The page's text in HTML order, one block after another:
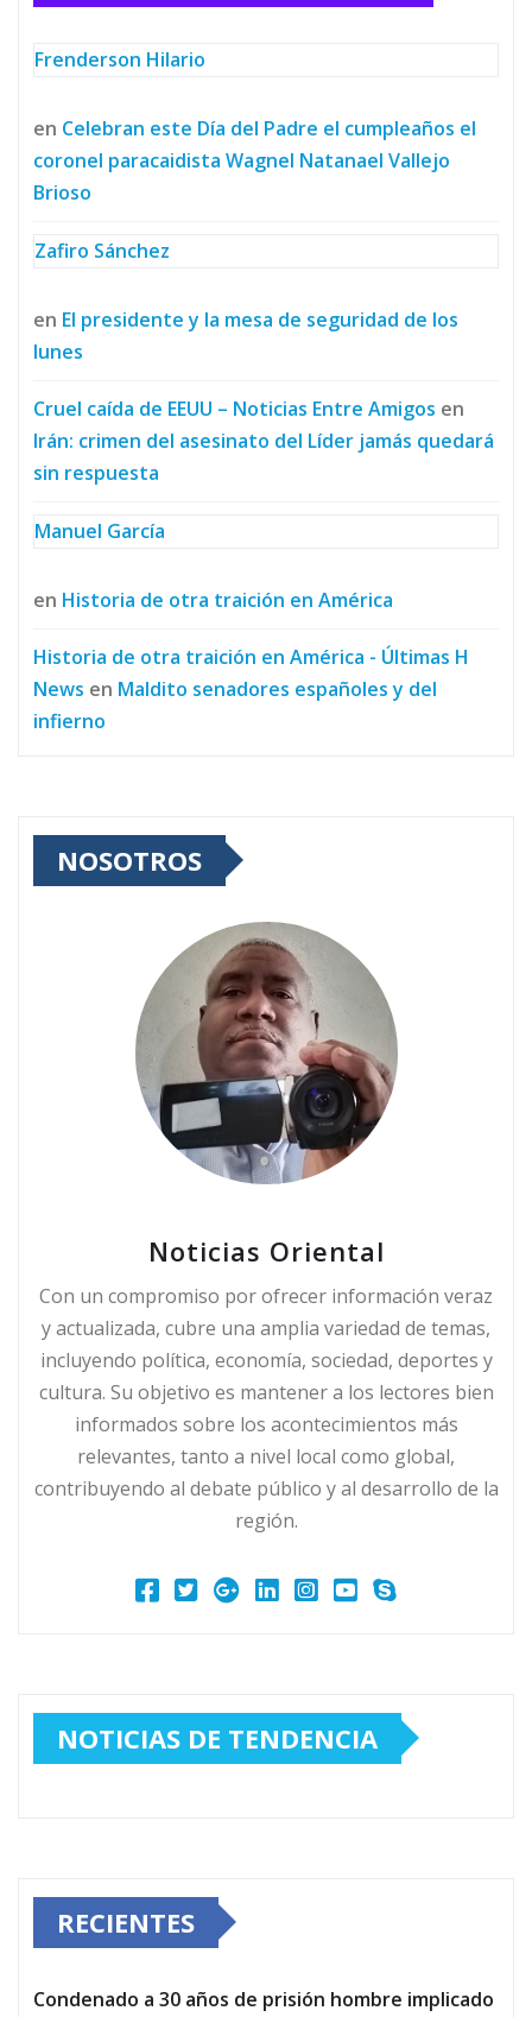
Frenderson Hilario
en Celebran este Día del Padre el cumpleaños el
coronel paracaidista Wagnel Natanael Vallejo
Brioso
Zafiro Sánchez
en El presidente y la mesa de seguridad de los
lunes
Cruel caída de EEUU – Noticias Entre Amigos en
Irán: crimen del asesinato del Líder jamás quedará
sin respuesta
Manuel García
en Historia de otra traición en América
Historia de otra traición en América - Últimas H
News en Maldito senadores españoles y del
infierno
NOSOTROS
Noticias Oriental
Con un compromiso por ofrecer información veraz
y actualizada, cubre una amplia variedad de temas,
incluyendo política, economía, sociedad, deportes y
cultura. Su objetivo es mantener a los lectores bien
informados sobre los acontecimientos más
relevantes, tanto a nivel local como global,
contribuyendo al debate público y al desarrollo de la
región.
NOTICIAS DE TENDENCIA
RECIENTES
Condenado a 30 años de prisión hombre implicado